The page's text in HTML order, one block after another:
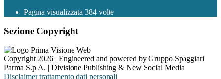
Pagina visualizzata 384 volte
Sezione Copyright
Copyright 2026 | Engineered and powered by Gruppo Spaggiari
Parma S.p.A. | Divisione Publishing & New Social Media
Disclaimer trattamento dati personali